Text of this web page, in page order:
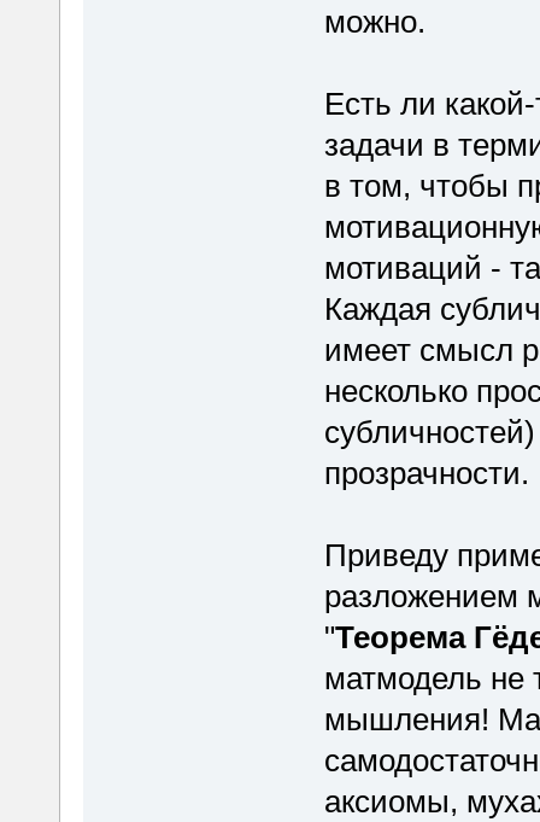
можно.
Есть ли
задачи в
в том, чтобы
мотиваций -
Каждая
имеет смысл
несколько
прозрачности.
Приведу
разложением
"Теорема
матмодель не
мышления!
аксиомы,